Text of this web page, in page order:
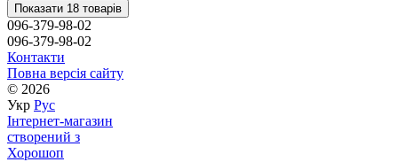
Показати 18 товарів
096-379-98-02
096-379-98-02
Контакти
Повна версія сайту
© 2026
Укр Рус
Інтернет-магазин
створений з
Хорошоп